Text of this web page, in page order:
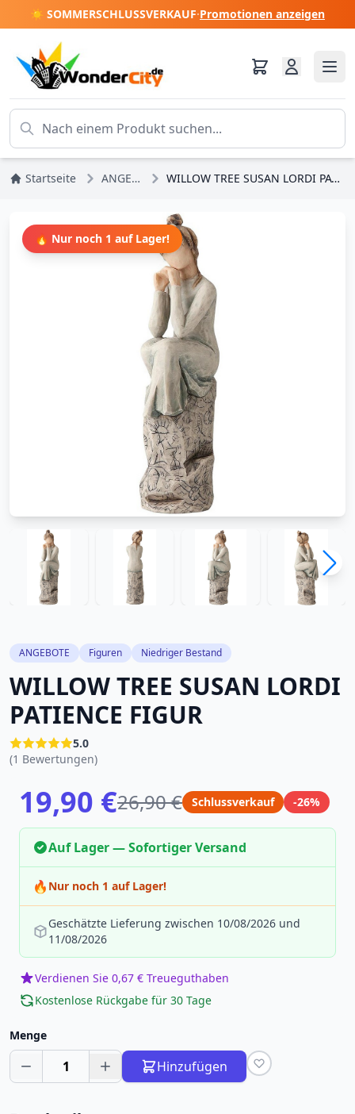
☀️ SOMMERSCHLUSSVERKAUF·Promotionen anzeigen
Startseite ANGEBOTE WILLOW TREE SUSAN LORDI PATIENCE FIGUR
🔥 Nur noch 1 auf Lager!
ANGEBOTE Figuren Niedriger Bestand
WILLOW TREE SUSAN LORDI
PATIENCE FIGUR
5.0
(1 Bewertungen)
19,90 €26,90 € Schlussverkauf -26%
Auf Lager — Sofortiger Versand
🔥 Nur noch 1 auf Lager!
Geschätzte Lieferung zwischen 10/08/2026 und
11/08/2026
Verdienen Sie 0,67 € Treueguthaben
Kostenlose Rückgabe für 30 Tage
Menge
1 Hinzufügen